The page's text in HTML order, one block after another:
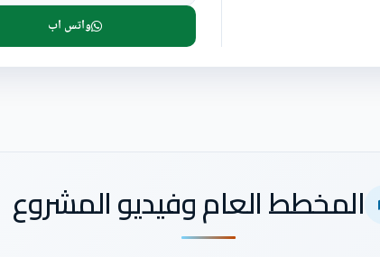
واتس اب
المخطط العام وفيديو المشروع